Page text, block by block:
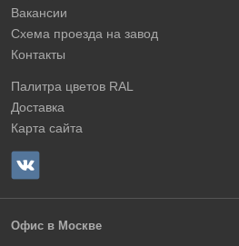
Вакансии
Схема проезда на завод
Контакты
Палитра цветов RAL
Доставка
Карта сайта
Офис в Москве